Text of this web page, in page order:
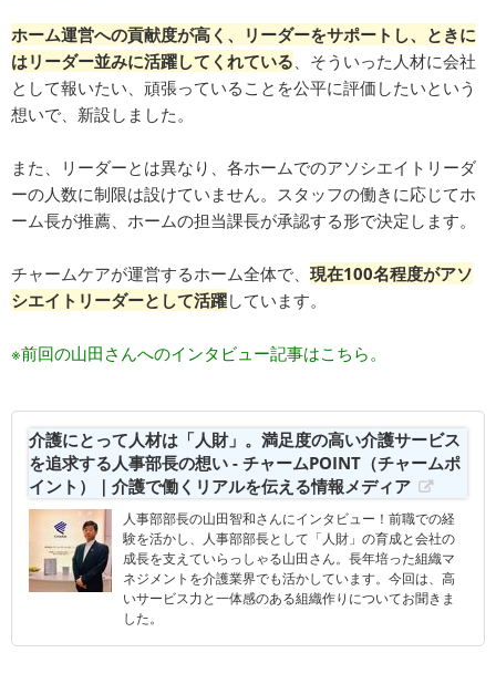
ホーム運営への貢献度が高く、リーダーをサポートし、ときに
はリーダー並みに活躍してくれている、そういった人材に会社
として報いたい、頑張っていることを公平に評価したいという
想いで、新設しました。
また、リーダーとは異なり、各ホームでのアソシエイトリーダ
ーの人数に制限は設けていません。スタッフの働きに応じてホ
ーム長が推薦、ホームの担当課長が承認する形で決定します。
チャームケアが運営するホーム全体で、 現在100名程度がアソ
シエイトリーダーとして活躍しています。
※前回の山田さんへのインタビュー記事はこちら。
介護にとって人材は「人財」。満足度の高い介護サービス
を追求する人事部長の想い - チャームPOINT（チャームポ
イント）｜介護で働くリアルを伝える情報メディア
人事部部長の山田智和さんにインタビュー！前職での経
験を活かし、人事部部長として「人財」の育成と会社の
成長を支えていらっしゃる山田さん。長年培った組織マ
ネジメントを介護業界でも活かしています。今回は、高
いサービス力と一体感のある組織作りについてお聞きま
した。